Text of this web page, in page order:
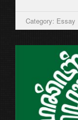
Category: Essay